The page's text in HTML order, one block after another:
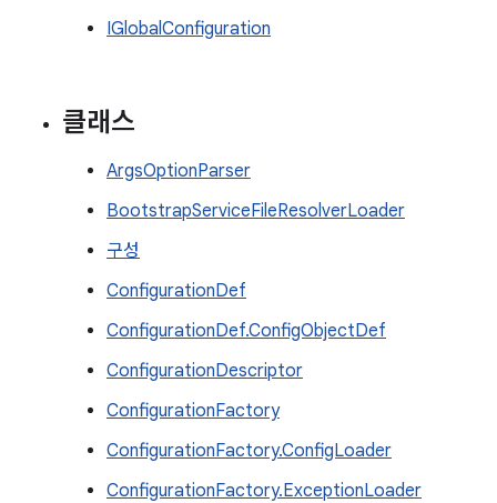
IGlobalConfiguration
클래스
ArgsOptionParser
BootstrapServiceFileResolverLoader
구성
ConfigurationDef
ConfigurationDef.ConfigObjectDef
ConfigurationDescriptor
ConfigurationFactory
ConfigurationFactory.ConfigLoader
ConfigurationFactory.ExceptionLoader